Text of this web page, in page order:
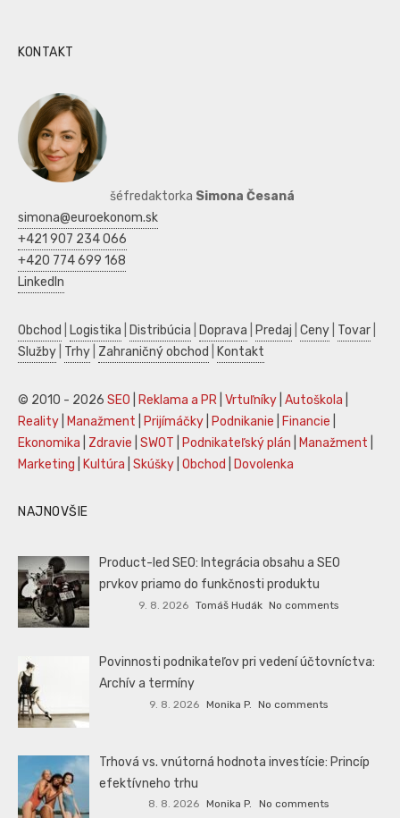
KONTAKT
šéfredaktorka Simona Česaná
simona@euroekonom.sk
+421 907 234 066
+420 774 699 168
LinkedIn
Obchod Logistika Distribúcia Doprava Predaj Ceny Tovar
Služby Trhy Zahraničný obchod Kontakt
© 2010 - 2026 SEO Reklama a PR Vrtuľníky Autoškola
Reality
Manažment Prijímáčky Podnikanie Financie
Ekonomika
Zdravie SWOT Podnikateľský plán Manažment
Marketing
Kultúra Skúšky Obchod Dovolenka
NAJNOVŠIE
Product-led SEO: Integrácia obsahu a SEO
prvkov priamo do funkčnosti produktu
9. 8. 2026 Tomáš Hudák No comments
Povinnosti podnikateľov pri vedení účtovníctva:
Archív a termíny
9. 8. 2026 Monika P. No comments
Trhová vs. vnútorná hodnota investície: Princíp
efektívneho trhu
8. 8. 2026 Monika P. No comments